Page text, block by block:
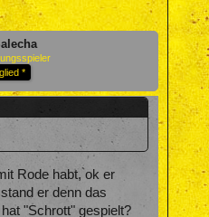
*
Rode habt, ok er
er denn das
"Schrott" gespielt?